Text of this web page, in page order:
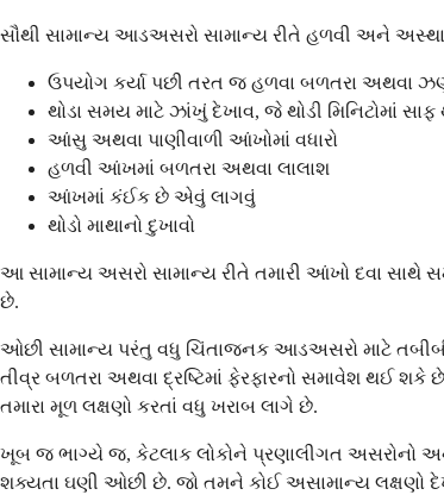
સૌથી સામાન્ય આડઅસરો સામાન્ય રીતે હળવી અને
ઉપયોગ કર્યા પછી તરત જ હળવા બળતરા અથવા
થોડા સમય માટે ઝાંખું દેખાવ, જે થોડી મિનિટોમાં
આંસુ અથવા પાણીવાળી આંખોમાં વધારો
હળવી આંખમાં બળતરા અથવા લાલાશ
આંખમાં કંઈક છે એવું લાગવું
થોડો માથાનો દુખાવો
આ સામાન્ય અસરો સામાન્ય રીતે તમારી આંખો દવા સાથે
છે.
ઓછી સામાન્ય પરંતુ વધુ ચિંતાજનક આડઅસરો માટે
તીવ્ર બળતરા અથવા દ્રષ્ટિમાં ફેરફારનો સમાવેશ થઈ
તમારા મૂળ લક્ષણો કરતાં વધુ ખરાબ લાગે છે.
ખૂબ જ ભાગ્યે જ, કેટલાક લોકોને પ્રણાલીગત અસરોનો
શક્યતા ઘણી ઓછી છે. જો તમને કોઈ અસામાન્ય લક્ષણો